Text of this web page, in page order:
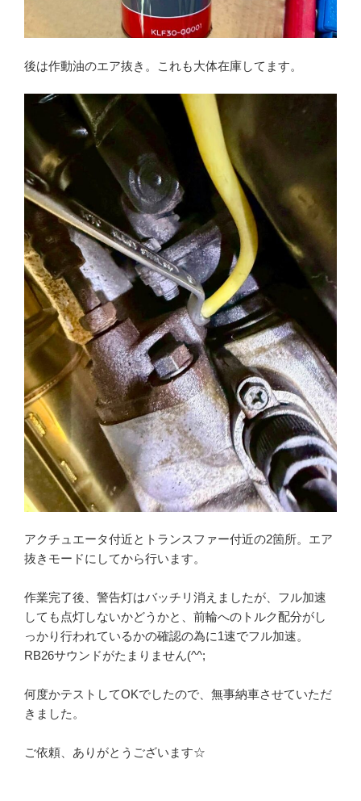
後は作動油のエア抜き。これも大体在庫してます。
アクチュエータ付近とトランスファー付近の2箇所。エア
抜きモードにしてから行います。
作業完了後、警告灯はバッチリ消えましたが、フル加速
しても点灯しないかどうかと、前輪へのトルク配分がし
っかり行われているかの確認の為に1速でフル加速。
RB26サウンドがたまりません(^^;
何度かテストしてOKでしたので、無事納車させていただ
きました。
ご依頼、ありがとうございます☆